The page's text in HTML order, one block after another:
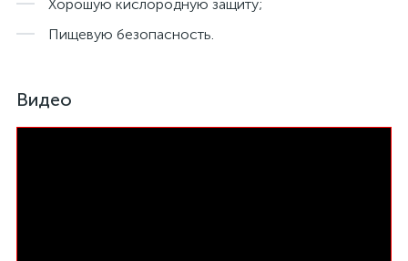
Хорошую кислородную защиту;
Пищевую безопасность.
Видео